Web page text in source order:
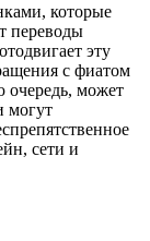
которые
переводы
эту
с фиатом
очередь, может
могут
сети и